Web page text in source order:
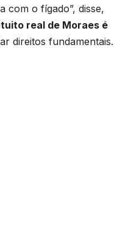
com o fígado”, disse,
real de Moraes é
direitos fundamentais.